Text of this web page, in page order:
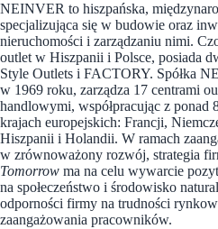
NEINVER to hiszpańska,
specjalizująca się w budowie oraz
nieruchomości i zarządzaniu nimi.
outlet w Hiszpanii i Polsce, posiada
Style Outlets i FACTORY. Spółka
w 1969 roku, zarządza 17 centrami
handlowymi, współpracując z ponad
krajach europejskich: Francji,
Hiszpanii i Holandii. W ramach
w zrównoważony rozwój, strategia
Tomorrow ma na celu wywarcie
na społeczeństwo i środowisko
odporności firmy na trudności
zaangażowania pracowników.